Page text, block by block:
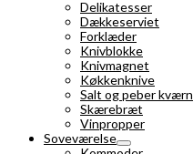
Delikatesser
Dækkeserviet
Forklæder
Knivblokke
Knivmagnet
Køkkenknive
Salt og peber kværn
Skærebræt
Vinpropper
Soveværelse